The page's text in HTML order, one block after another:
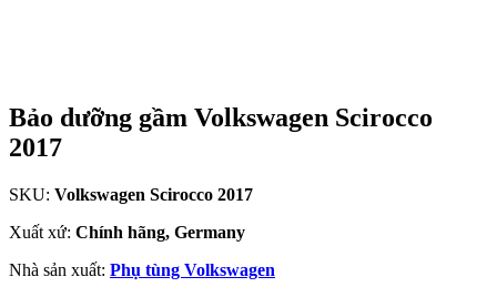
Bảo dưỡng gầm Volkswagen Scirocco
2017
SKU: Volkswagen Scirocco 2017
Xuất xứ: Chính hãng, Germany
Nhà sản xuất: Phụ tùng Volkswagen